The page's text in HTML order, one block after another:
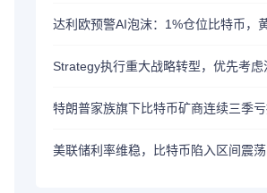
美联储利率维稳，比特币陷入区间震荡